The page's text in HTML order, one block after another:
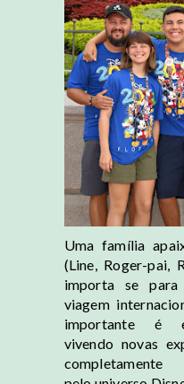
Uma família
(Line, Roger-pai,
importa se
viagem
importante é
vivendo novas
completamente